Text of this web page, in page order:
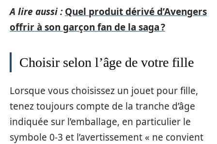
A lire aussi : Quel produit dérivé d’Avengers
offrir à son garçon fan de la saga ?
Choisir selon l’âge de votre fille
Lorsque vous choisissez un jouet pour fille,
tenez toujours compte de la tranche d’âge
indiquée sur l’emballage, en particulier le
symbole 0-3 et l’avertissement « ne convient